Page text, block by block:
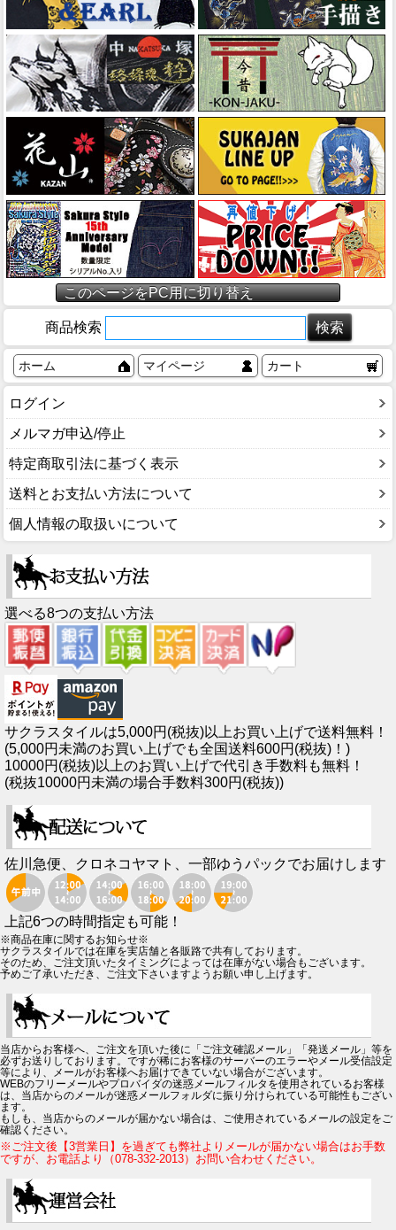
このページをPC用に切り替え
商品検索
ホーム マイページ カート
ログイン
メルマガ申込/停止
特定商取引法に基づく表示
送料とお支払い方法について
個人情報の取扱いについて
選べる8つの支払い方法
サクラスタイルは5,000円(税抜)以上お買い上げで送料無料！
(5,000円未満のお買い上げでも全国送料600円(税抜)！)
10000円(税抜)以上のお買い上げで代引き手数料も無料！
(税抜10000円未満の場合手数料300円(税抜))
佐川急便、クロネコヤマト、一部ゆうパックでお届けします
上記6つの時間指定も可能！
※商品在庫に関するお知らせ※
サクラスタイルでは在庫を実店舗と各販路で共有しております。
そのため、ご注文頂いたタイミングによっては在庫がない場合もございます。
予めご了承いただき、ご注文下さいますようお願い申し上げます。
当店からお客様へ、ご注文を頂いた後に「ご注文確認メール」「発送メール」等を
必ずお送りしております。ですが稀にお客様のサーバーのエラーやメール受信設定
等により、メールがお客様へお届けできていない場合がございます。
WEBのフリーメールやプロバイダの迷惑メールフィルタを使用されているお客様
は、当店からのメールが迷惑メールフォルダに振り分けられている可能性もござい
ます。
もしも、当店からのメールが届かない場合は、ご使用されているメールの設定をご
確認ください。
※ご注文後【3営業日】を過ぎても弊社よりメールが届かない場合はお手数
ですが、お電話より（078-332-2013）お問い合わせください。